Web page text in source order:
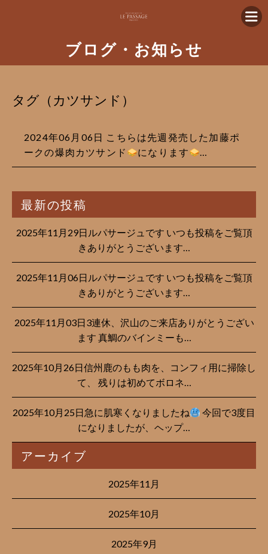
ブログ・お知らせ
タグ（カツサンド）
2024年06月06日 こちらは先週発売した加藤ポ
ークの爆肉カツサンド
になります …
最新の投稿
2025年11月29日ルパサージュです︎ いつも投稿をご覧頂
きありがとうございます…
2025年11月06日ルパサージュです︎ いつも投稿をご覧頂
きありがとうございます…
2025年11月03日3連休、沢山のご来店ありがとうござい
ます 真鯛のバインミーも…
2025年10月26日信州鹿のもも肉を、コンフィ用に掃除し
て、 残りは初めてボロネ…
2025年10月25日急に肌寒くなりましたね
今回で3度目
になりましたが、ヘップ…
アーカイブ
2025年11月
2025年10月
2025年9月